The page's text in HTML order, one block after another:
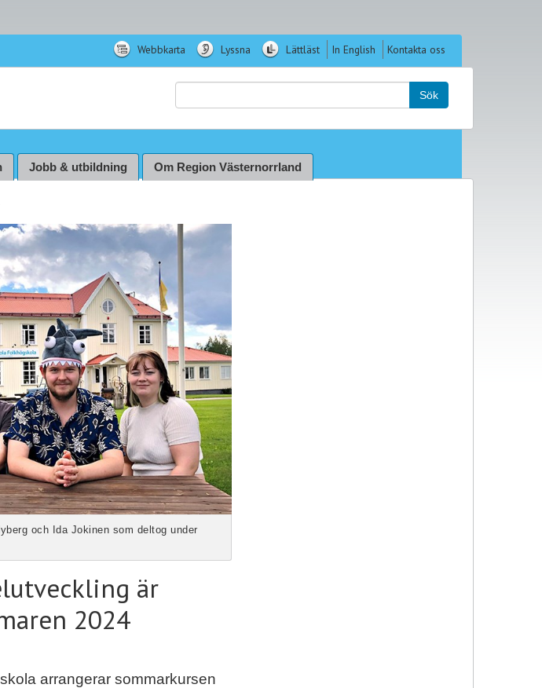
Webbkarta Lyssna Lättläst In English Kontakta oss
Sök
Jobb & utbildning Om Region Västernorrland
och Ida Jokinen som deltog under
är
2024
arrangerar sommarkursen